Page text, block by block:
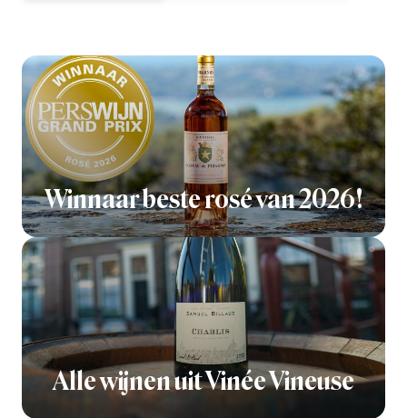
Winnaar beste rosé van 2026!
Alle wijnen uit Vinée Vineuse